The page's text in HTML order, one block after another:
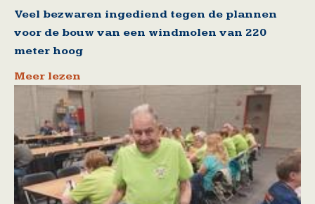
Veel bezwaren ingediend tegen de plannen
voor de bouw van een windmolen van 220
meter hoog
Meer lezen